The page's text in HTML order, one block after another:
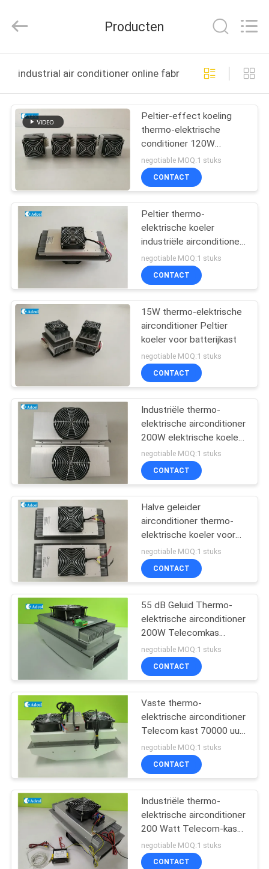
PRODUCTEN
VIDEO'S
ONS
FABRIEKSREIS
KWALITEITSCONTROLE
CONTACT
V.S.
NIEUWS
GEVALLEN
SITEMAP
PRIVACY
POLICY
(Guangzhou)
Rights
Producten
industrial air conditioner online fabricage
Peltier-effect koeling
thermo-elektrische
conditioner 120W
24VDC, industriële
airconditioner
negotiable MOQ:1 stuks
CONTACT
Peltier thermo-
elektrische koeler
industriële airconditioner
voor industriële
omheining
negotiable MOQ:1 stuks
CONTACT
15W thermo-elektrische
airconditioner Peltier
koeler voor batterijkast
negotiable MOQ:1 stuks
CONTACT
Industriële thermo-
elektrische airconditioner
200W elektrische koeler
ISO9001
negotiable MOQ:1 stuks
CONTACT
Halve geleider
airconditioner thermo-
elektrische koeler voor
kiosk koeling 150W
48VDC
negotiable MOQ:1 stuks
CONTACT
55 dB Geluid Thermo-
elektrische airconditioner
200W Telecomkas
48VDC
negotiable MOQ:1 stuks
CONTACT
Vaste thermo-
elektrische airconditioner
Telecom kast 70000 uur
Levensduur
negotiable MOQ:1 stuks
CONTACT
Industriële thermo-
elektrische airconditioner
200 Watt Telecom-kast
Lage geluid
negotiable MOQ:1 stuks
CONTACT